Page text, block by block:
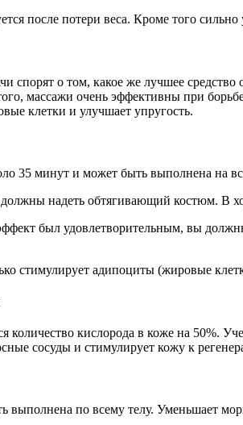
после потери веса. Кроме того сильно
о том, какое же лучшее средство
массажи очень эффективны при
клетки и улучшает упругость.
35 минут и может быть выполнена на
надеть обтягивающий костюм. В
был удовлетворительным, вы
стимулирует адипоциты (жировые
количество кислорода в коже на 50%.
сосуды и стимулирует кожу к
выполнена по всему телу. Уменьшает